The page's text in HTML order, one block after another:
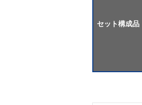
セット構成品